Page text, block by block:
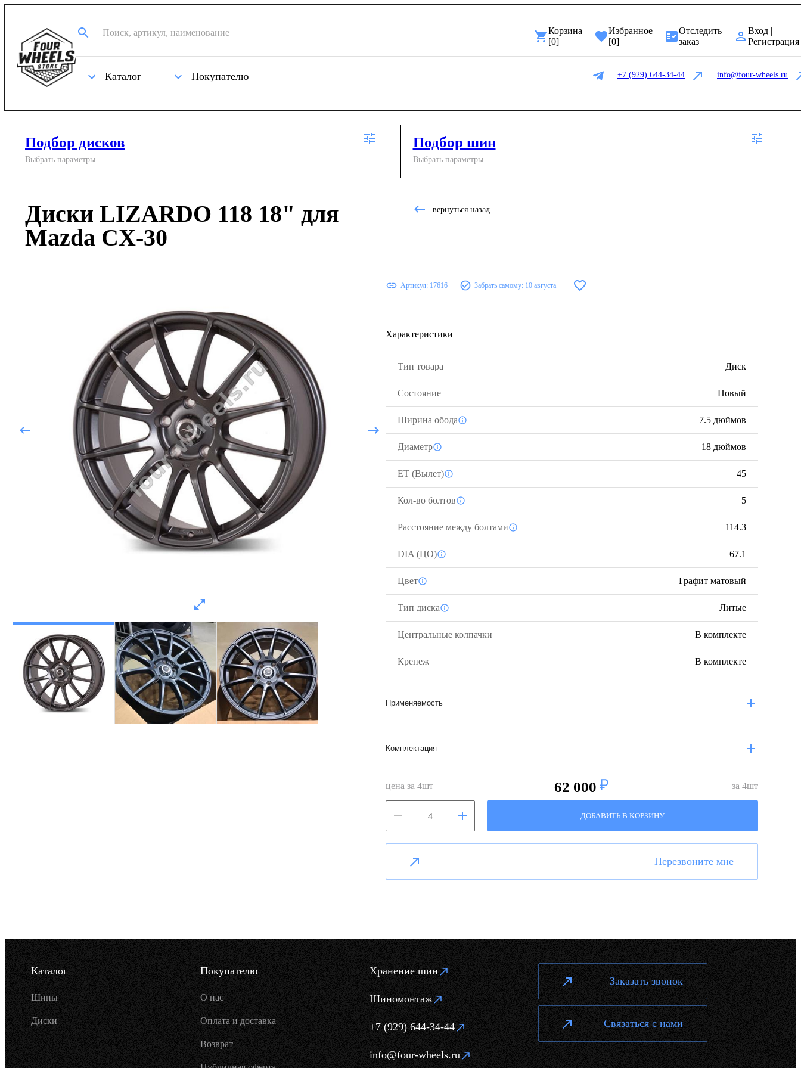
Корзина
[0]
Избранное
[0]
Отследить
заказ
Вход |
Регистрация
Каталог Покупателю +7 (929) 644-34-44 info@four-wheels.ru
Подбор дисков
Выбрать параметры
Подбор шин
Выбрать параметры
Диски LIZARDO 118 18" для
Mazda CX-30
вернуться назад
Артикул: 17616 Забрать самому: 10 августа
Характеристики
Тип товара Диск
Состояние Новый
Ширина обода 7.5 дюймов
Диаметр 18 дюймов
ЕТ (Вылет) 45
Кол-во болтов 5
Расстояние между болтами 114.3
DIA (ЦО) 67.1
Цвет Графит матовый
Тип диска Литые
Центральные колпачки В комплекте
Крепеж В комплекте
Применяемость
Комплектация
цена за 4шт 62 000 за 4шт
ДОБАВИТЬ В КОРЗИНУ
Перезвоните мне
Каталог
Шины
Диски
Покупателю
О нас
Оплата и доставка
Возврат
Хранение шин
Шиномонтаж
+7 (929) 644-34-44
info@four-wheels.ru
Заказать звонок
Связаться с нами